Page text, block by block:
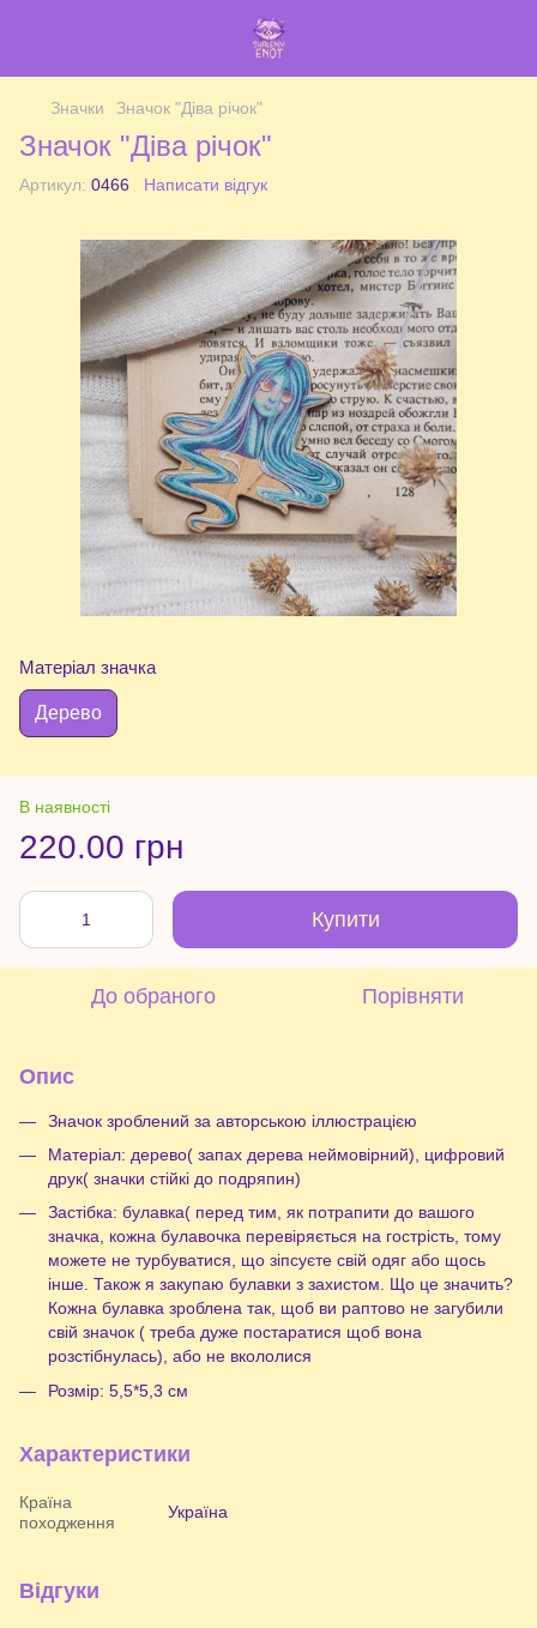
Значки Значок "Діва річок"
Значок "Діва річок"
Артикул: 0466 Написати відгук
Матеріал значка
Дерево
В наявності
220.00 грн
Купити
До обраного Порівняти
Опис
Значок зроблений за авторською іллюстрацією
Матеріал: дерево( запах дерева неймовірний), цифровий
друк( значки стійкі до подряпин)
Застібка: булавка( перед тим, як потрапити до вашого
значка, кожна булавочка перевіряється на гострість, тому
можете не турбуватися, що зіпсуєте свій одяг або щось
інше. Також я закупаю булавки з захистом. Що це значить?
Кожна булавка зроблена так, щоб ви раптово не загубили
свій значок ( треба дуже постаратися щоб вона
розстібнулась), або не вкололися
Розмір: 5,5*5,3 см
Характеристики
Країна
походження
Україна
Відгуки